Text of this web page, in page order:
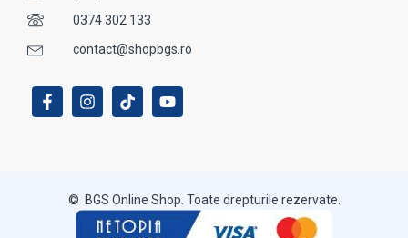
0374 302 133
contact@shopbgs.ro
© BGS Online Shop. Toate drepturile rezervate.